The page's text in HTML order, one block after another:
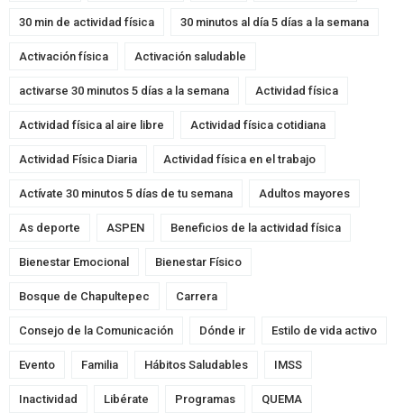
30 min de actividad física 30 minutos al día 5 días a la semana
Activación física Activación saludable
activarse 30 minutos 5 días a la semana Actividad física
Actividad física al aire libre Actividad física cotidiana
Actividad Física Diaria Actividad física en el trabajo
Actívate 30 minutos 5 días de tu semana Adultos mayores
As deporte ASPEN Beneficios de la actividad física
Bienestar Emocional Bienestar Físico
Bosque de Chapultepec Carrera
Consejo de la Comunicación Dónde ir Estilo de vida activo
Evento Familia Hábitos Saludables IMSS
Inactividad Libérate Programas QUEMA